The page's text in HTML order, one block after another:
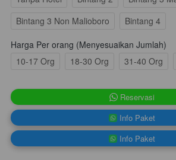
Bintang 3 Non Malioboro
Bintang 4
Harga Per orang (Menyesuaikan Jumlah)
10-17 Org
18-30 Org 31-40 Org
` Reservasi
` Info Paket
` Info Paket